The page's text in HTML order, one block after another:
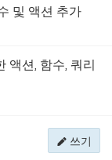
및 액션 추가
액션, 함수, 쿼리
쓰기